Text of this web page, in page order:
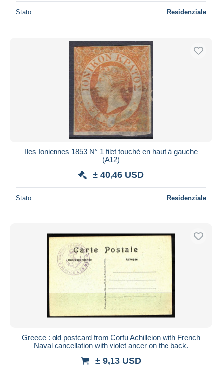
Stato Residenziale
Iles Ioniennes 1853 N° 1 filet touché en haut à gauche
(A12)
± 40,46 USD
Stato Residenziale
Greece : old postcard from Corfu Achilleion with French
Naval cancellation with violet ancer on the back.
± 9,13 USD